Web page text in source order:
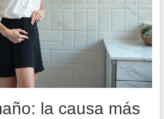
la causa más